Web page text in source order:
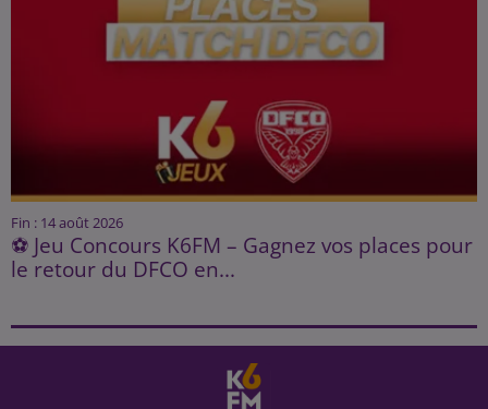
Fin : 14 août 2026
⚽ Jeu Concours K6FM – Gagnez vos places pour
le retour du DFCO en...